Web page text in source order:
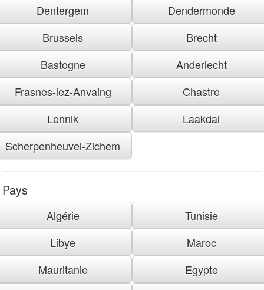
Dentergem
Dendermonde
Brussels
Brecht
Bastogne
Anderlecht
Frasnes-lez-Anvaing
Chastre
Lennik
Laakdal
Scherpenheuvel-Zichem
Pays
Algérie
Tunisie
Libye
Maroc
Mauritanie
Egypte